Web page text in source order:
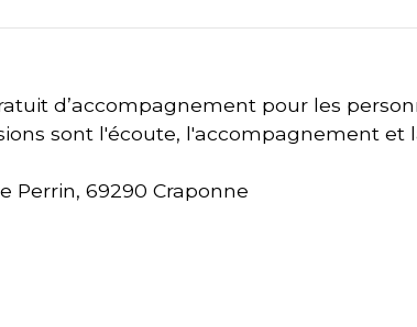
d’accompagnement pour les
sont l'écoute, l'accompagnement
Perrin, 69290 Craponne